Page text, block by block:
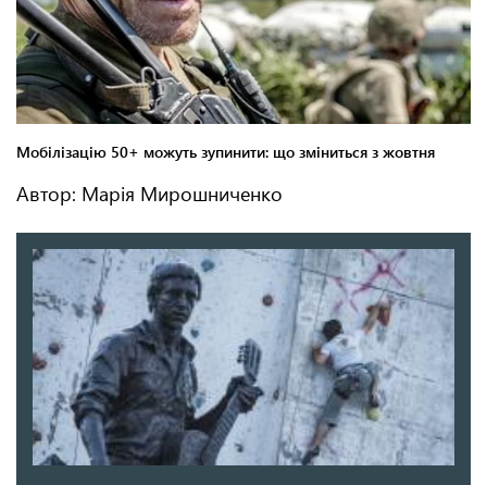
Автор: Марія Мирошниченко